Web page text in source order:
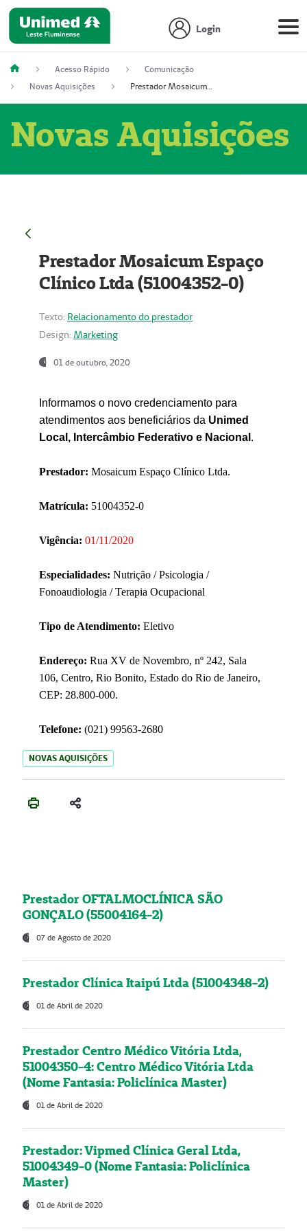
Login
Acesso Rápido
Comunicação
Novas Aquisições
Prestador Mosaicum Espaço Clínico Ltda (51004352-0)
Novas Aquisições
Prestador Mosaicum Espaço
Clínico Ltda (51004352-0)
Texto: Relacionamento do prestador
Design: Marketing
01 de outubro, 2020
Informamos o novo credenciamento para
atendimentos aos beneficiários da Unimed
Local, Intercâmbio Federativo e Nacional .
Prestador: Mosaicum Espaço Clínico Ltda.
Matrícula: 51004352-0
Vigência: 01/11/2020
Especialidades: Nutrição / Psicologia /
Fonoaudiologia / Terapia Ocupacional
Tipo de Atendimento: Eletivo
Endereço: Rua XV de Novembro, nº 242, Sala
106, Centro, Rio Bonito, Estado do Rio de Janeiro,
CEP: 28.800-000.
Telefone: (021) 99563-2680
NOVAS AQUISIÇÕES
Prestador OFTALMOCLÍNICA SÃO
GONÇALO (55004164-2)
07 de Agosto de 2020
Prestador Clínica Itaipú Ltda (51004348-2)
01 de Abril de 2020
Prestador Centro Médico Vitória Ltda,
51004350-4: Centro Médico Vitória Ltda
(Nome Fantasia: Policlínica Master)
01 de Abril de 2020
Prestador: Vipmed Clínica Geral Ltda,
51004349-0 (Nome Fantasia: Policlínica
Master)
01 de Abril de 2020